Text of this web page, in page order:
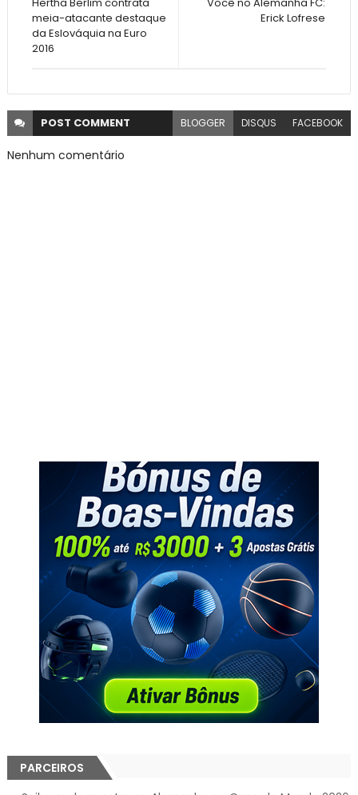
Você no Alemanha FC:
Erick Lofrese
Hertha Berlim contrata
meia-atacante destaque
da Eslováquia na Euro
2016
POST COMMENT BLOGGER DISQUS FACEBOOK
Nenhum comentário
PARCEIROS